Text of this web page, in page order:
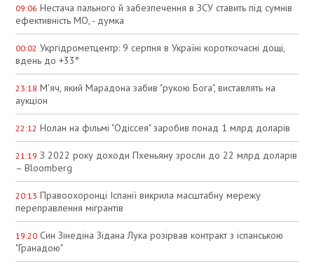
09:06 Нестача пального й забезпечення в ЗСУ ставить під сумнів
ефективність МО, - думка
00:02 Укргідрометцентр: 9 серпня в Україні короткочасні дощі,
вдень до +33°
23:18 М'яч, який Марадона забив "рукою Бога", виставлять на
аукціон
22:12 Нолан на фільмі "Одіссея" заробив понад 1 млрд доларів
21:19 З 2022 року доходи Пхеньяну зросли до 22 млрд доларів
– Bloomberg
20:13 Правоохоронці Іспанії викрила масштабну мережу
переправлення мігрантів
19:20 Син Зінедіна Зідана Лука розірвав контракт з іспанською
"Гранадою"